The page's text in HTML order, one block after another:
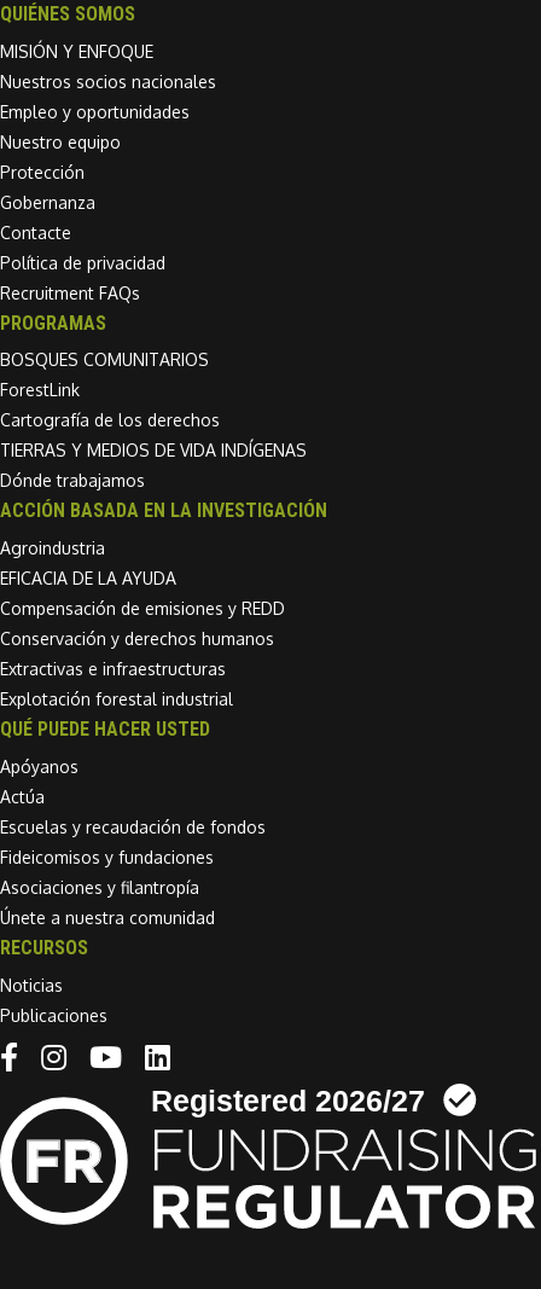
QUIÉNES SOMOS
MISIÓN Y ENFOQUE
Nuestros socios nacionales
Empleo y oportunidades
Nuestro equipo
Protección
Gobernanza
Contacte
Política de privacidad
Recruitment FAQs
PROGRAMAS
BOSQUES COMUNITARIOS
ForestLink
Cartografía de los derechos
TIERRAS Y MEDIOS DE VIDA INDÍGENAS
Dónde trabajamos
ACCIÓN BASADA EN LA INVESTIGACIÓN
Agroindustria
EFICACIA DE LA AYUDA
Compensación de emisiones y REDD
Conservación y derechos humanos
Extractivas e infraestructuras
Explotación forestal industrial
QUÉ PUEDE HACER USTED
Apóyanos
Actúa
Escuelas y recaudación de fondos
Fideicomisos y fundaciones
Asociaciones y filantropía
Únete a nuestra comunidad
RECURSOS
Noticias
Publicaciones
Linkedin link